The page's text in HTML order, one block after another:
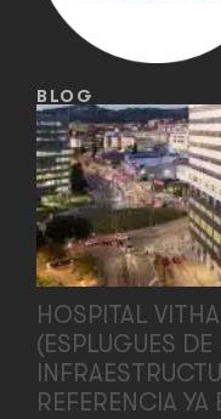
BLOG
HOSPITAL
(ESPLUGUES
REFERENCIA